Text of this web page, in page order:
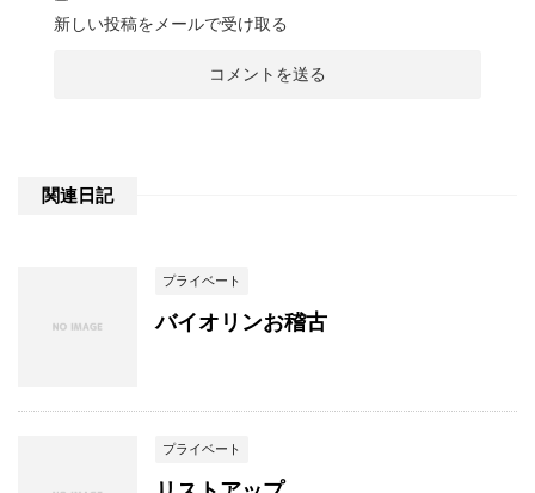
新しい投稿をメールで受け取る
関連日記
プライベート
バイオリンお稽古
プライベート